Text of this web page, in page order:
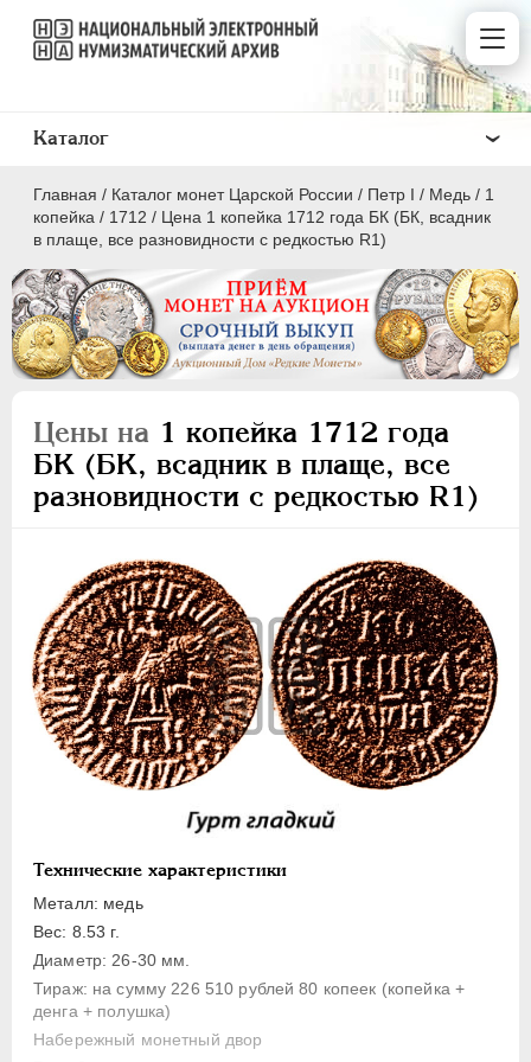
Главная / Каталог монет Царской России / Пeтр I / Медь / 1
копейка / 1712 / Цена 1 копейка 1712 года БК (БК, всадник
в плаще, все разновидности с редкостью R1)
Цены на 1 копейка 1712 года
БК (БК, всадник в плаще, все
разновидности с редкостью R1)
Технические характеристики
Металл: медь
Вес: 8.53 г.
Диаметр: 26-30 мм.
Тираж: на сумму 226 510 рублей 80 копеек (копейка +
денга + полушка)
Набережный монетный двор
Каталог
ПEТР I 1699 - 1725
Серебро
Медь
5 копеек
Полушка
Полполушки
Пробные
Для Речи Посполитой
Монетовидные жетоны
ЕКАТЕРИНА I 1725-1727
1727-1729
АННА ИОАННОВНА 1730-1740
ИОАНН АНТОНОВИЧ
ЕЛИЗАВЕТА
ПЕТР III 1762-1762
ЕКАТЕРИНА II 1762-1796
ПАВЕЛ I
1796-1801